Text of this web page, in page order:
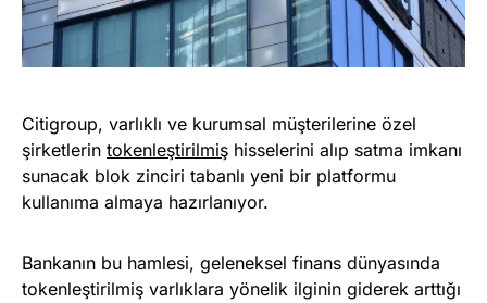
Citigroup, varlıklı ve kurumsal müşterilerine özel
şirketlerin tokenleştirilmiş hisselerini alıp satma imkanı
sunacak blok zinciri tabanlı yeni bir platformu
kullanıma almaya hazırlanıyor.
Bankanın bu hamlesi, geleneksel finans dünyasında
tokenleştirilmiş varlıklara yönelik ilginin giderek arttığı